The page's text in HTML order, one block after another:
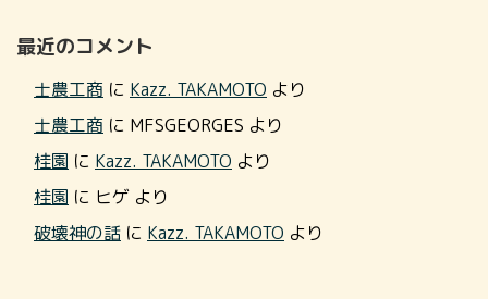
最近のコメント
士農工商 に Kazz. TAKAMOTO より
士農工商 に MFSGEORGES より
桂園 に Kazz. TAKAMOTO より
桂園 に ヒゲ より
破壊神の話 に Kazz. TAKAMOTO より